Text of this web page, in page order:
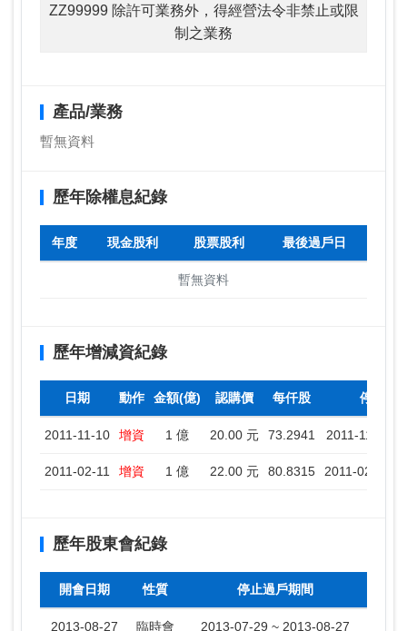
ZZ99999 除許可業務外，得經營法令非禁止或限
制之業務
產品/業務
暫無資料
歷年除權息紀錄
年度 現金股利 股票股利 最後過戶日
暫無資料
歷年增減資紀錄
日期 動作 金額(億) 認購價 每仟股 停止過
2011-11-10 增資 1 億 20.00 元 73.2941 2011-11-11 ~
2011-02-11 增資 1 億 22.00 元 80.8315 2011-02-12 ~
歷年股東會紀錄
開會日期 性質 停止過戶期間
2013-08-27 臨時會 2013-07-29 ~ 2013-08-27